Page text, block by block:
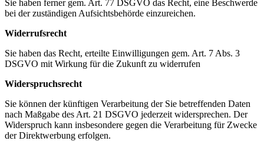
Sie haben ferner gem. Art. 77 DSGVO das Recht, eine Beschwerde
bei der zuständigen Aufsichtsbehörde einzureichen.
Widerrufsrecht
Sie haben das Recht, erteilte Einwilligungen gem. Art. 7 Abs. 3
DSGVO mit Wirkung für die Zukunft zu widerrufen
Widerspruchsrecht
Sie können der künftigen Verarbeitung der Sie betreffenden Daten
nach Maßgabe des Art. 21 DSGVO jederzeit widersprechen. Der
Widerspruch kann insbesondere gegen die Verarbeitung für Zwecke
der Direktwerbung erfolgen.